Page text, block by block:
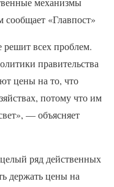
«Главпост»
решит всех проблем.
правительства
цены на то, что
потому что им
— объясняет
ряд действенных
держать цены на